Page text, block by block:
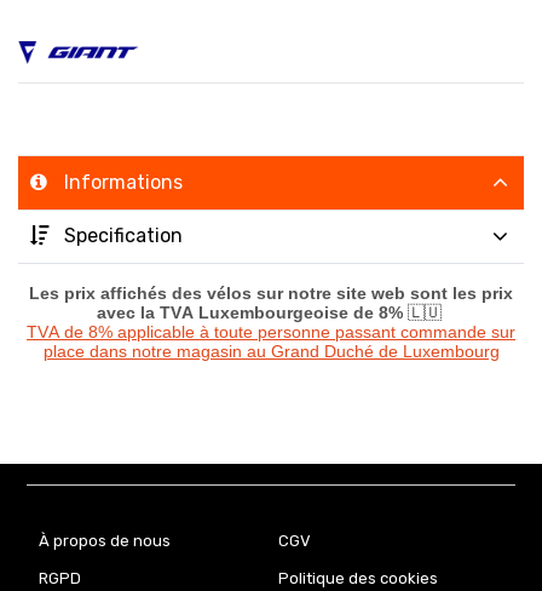
Informations
Specification
Les prix affichés des vélos sur notre site web sont les prix
avec la TVA Luxembourgeoise de 8% 🇱🇺
TVA de 8% applicable à toute personne passant commande sur
place dans notre magasin au Grand Duché de Luxembourg
À propos de nous CGV
RGPD Politique des cookies